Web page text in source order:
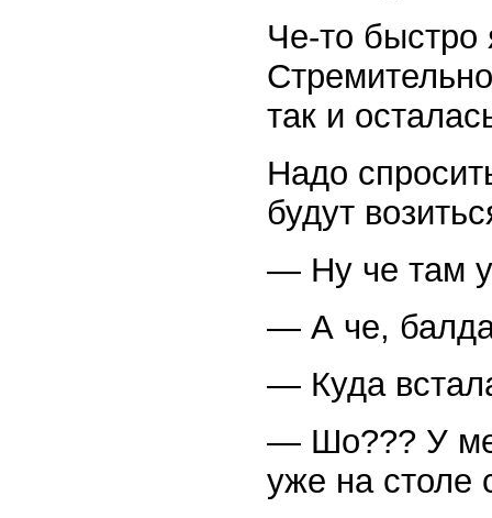
Че-то быстро
так и
Надо
будут
— Ну че там
— А че, балда
— Куда
— Шо??? У
уже на столе